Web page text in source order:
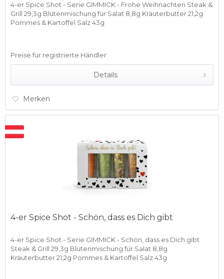
4-er Spice Shot - Serie GIMMICK - Frohe Weihnachten Steak &
Grill 29,3g Blütenmischung für Salat 8,8g Kräuterbutter 21,2g
Pommes & Kartoffel Salz 43g
Preise für registrierte Händler
Details
Merken
4-er Spice Shot - Schön, dass es Dich gibt
4-er Spice Shot - Serie GIMMICK - Schön, dass es Dich gibt
Steak & Grill 29,3g Blütenmischung für Salat 8,8g
Kräuterbutter 21,2g Pommes & Kartoffel Salz 43g